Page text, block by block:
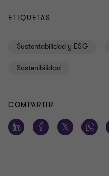
ETIQUETAS
Sustentabilidad y ESG
Sostenibilidad
COMPARTIR